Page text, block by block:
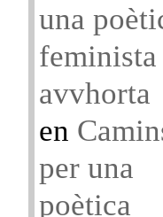
una
feminista
avvhorta
en
per una
poètica